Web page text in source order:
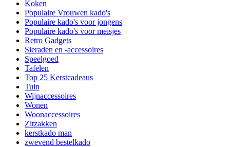
Koken
Populaire Vrouwen kado's
Populaire kado's voor jongens
Populaire kado's voor meisjes
Retro Gadgets
Sieraden en -accessoires
Speelgoed
Tafelen
Top 25 Kerstcadeaus
Tuin
Wijnaccessoires
Wonen
Woonaccessoires
Zitzakken
kerstkado man
zwevend bestelkado